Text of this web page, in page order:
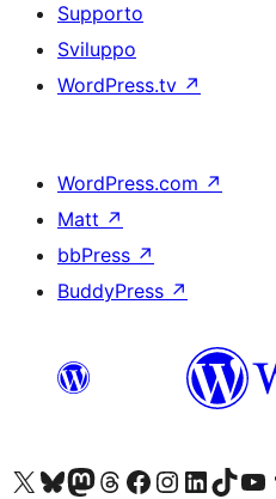
Supporto
Sviluppo
WordPress.tv ↗
WordPress.com ↗
Matt ↗
bbPress ↗
BuddyPress ↗
Visita il nostro account X (ex Twitter)
Visita il nostro account Bluesky
Visita il nostro account Mastodon
Visita il nostro account Threads
Visita la nostra pagina Facebook
Visita il nostro account
Visita il nostro account
Visita il nostro account
Visita il